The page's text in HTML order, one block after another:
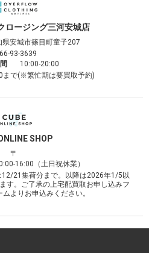
ロージング三河安城店
県安城市篠目町童子207
93-3639
10:00-20:00
まで(※繁忙期は要買取予約)
SHOP
〒
16:00（土日祝休業）
12/21集荷分まで。以降は2026年1/5以
す。ご了承の上宅配買取お申し込みフ
ムよりお申込みください。